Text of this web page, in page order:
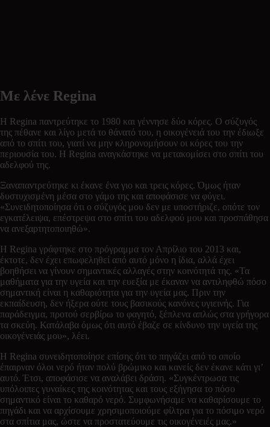
Με λένε Regina
Η Regina παντρεύτηκε το 1980 και γέννησε δύο κόρες. Ο σύζυγός
της πέθανε και λίγο μετά το θάνατό του, η οικογένειά του την έδιωξε
από το σπίτι του, γιατί να μην κληρονομήσουν οι κόρες του την
περιουσία του. Η Regina αναγκάστηκε να μετακομίσει στο σπίτι του
αδελφού της.
Ξαναπαντρεύτηκε κι έκανε ένα γιο και τρεις κόρες. Όμως ήταν
δυστυχισμένη μέσα στο γάμο της και αποφάσισε να φύγει.
«Συνειδητοποίησα ότι ο σύζυγός μου δεν με υποστήριζε, οπότε τον
εγκατέλειψα, επέστρεψα στο σπίτι του αδελφού μου και προσπάθησα
να ανεξαρτητοποιηθώ».
Η Regina γράφτηκε στο πρόγραμμα τον Απρίλιο του 2013 και,
έκτοτε, δεν έχει επωφεληθεί από αυτό μόνο η ίδια, αλλά έχει
βοηθήσει να γίνουν σημαντικές αλλαγές στην κοινότητά της. «Τα
μαθήματα για την υγεία και την ευεξία με έκαναν να αντιληφθώ πόσο
σημαντική είναι η καθαριότητα για την υγεία μας. Πριν την
εκπαίδευση, δεν ήξερα ούτε τους βασικούς κανόνες υγιεινής. Για
παράδειγμα, προτού σερβίρω το φαγητό, ξέπλενα απλώς στα γρήγορα
τα σκεύη. Κατάλαβα όμως ότι αυτό έβαζε σε κίνδυνο την υγεία της
οικογένειάς μου», λέει.
Η Regina συνειδητοποίησε επίσης ότι το πηγάζει από το οποίο
έπαιρναν όλοι νερό ήταν πολύ βρώμικο και κανείς δεν έκανε κάτι γι’
αυτό. Έτσι, αποφάσισε να αναλάβει δράση. «Συγκέντρωσα τις
υπόλοιπες γυναίκες της κοινότητας και τους εξήγησα το πόσο
σημαντικό είναι το καθαρό νερό. Συμφωνήσαμε να καθαρίσουμε το
πηγάδι και να αρχίσουμε χρησιμοποιούμε φίλτρα για το πόσιμο νερό
στα σπίτια μας, ώστε να προστατεύουμε τις οικογένειές μας.»